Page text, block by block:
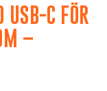
USB-C FÖR
–